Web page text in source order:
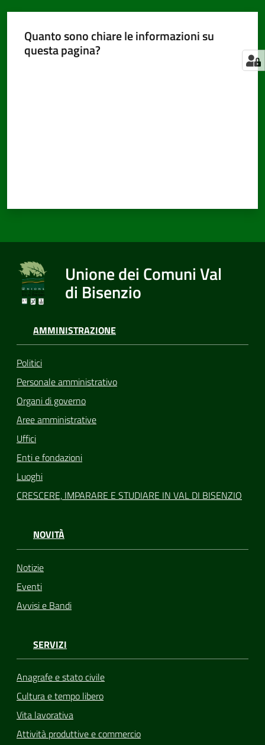
Quanto sono chiare le informazioni su
questa pagina?
Unione dei Comuni Val
di Bisenzio
AMMINISTRAZIONE
Politici
Personale amministrativo
Organi di governo
Aree amministrative
Uffici
Enti e fondazioni
Luoghi
CRESCERE, IMPARARE E STUDIARE IN VAL DI BISENZIO
NOVITÀ
Notizie
Eventi
Avvisi e Bandi
SERVIZI
Anagrafe e stato civile
Cultura e tempo libero
Vita lavorativa
Attività produttive e commercio